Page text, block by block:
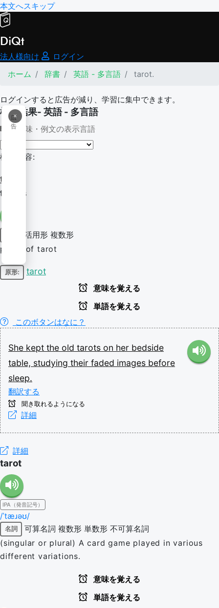
本文へスキップ
DiQt
法人様向け
ログイン
ホーム
辞書 英語 - 多言語 tarot.
ログインすると広告が減り、学習に集中できます。
×
広
告
検索結果- 英語 - 多言語
意味・例文の表示言語
検索内容:
tarot.
tarots
活用形 複数形
plural of tarot
原形: tarot
意味を覚える
単語を覚える
このボタンはなに？
She kept the old tarots on her bedside
table, studying their faded images before
sleep.
翻訳する
聞き取れるようになる
詳細
詳細
tarot
IPA（発音記号）
/ˈtæɹəʊ/
名詞 可算名詞 複数形 単数形 不可算名詞
(singular or plural) A card game played in various
different variations.
意味を覚える
単語を覚える